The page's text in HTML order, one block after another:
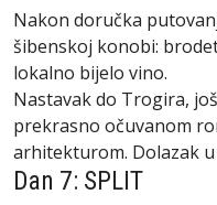
Nakon doručka
šibenskoj konobi:
lokalno bijelo vino.
Nastavak do Trogira,
prekrasno očuvanom
arhitekturom. Dolazak u
Dan 7: SPLIT